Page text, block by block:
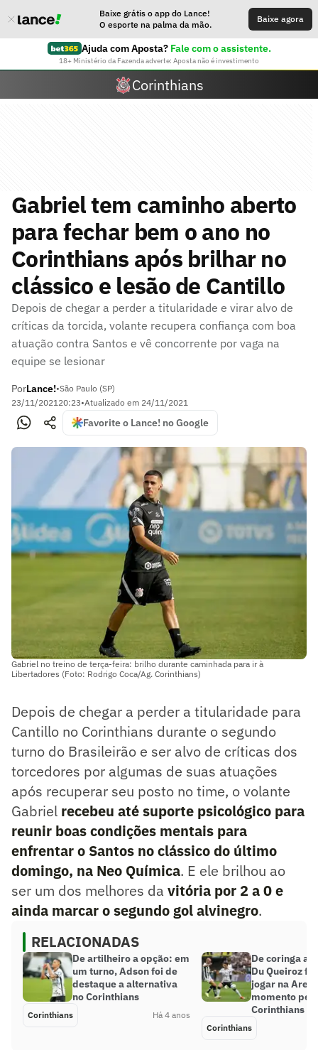
Baixe grátis o app do Lance!
O esporte na palma da mão.
Baixe agora
Ajuda com Aposta? Fale com o assistente.
18+ Ministério da Fazenda adverte: Aposta não é investimento
Corinthians
Gabriel tem caminho aberto
para fechar bem o ano no
Corinthians após brilhar no
clássico e lesão de Cantillo
Depois de chegar a perder a titularidade e virar alvo de
críticas da torcida, volante recupera confiança com boa
atuação contra Santos e vê concorrente por vaga na
equipe se lesionar
PorLance!•São Paulo (SP)
23/11/202120:23•Atualizado em 24/11/2021
Favorite o Lance! no Google
Gabriel no treino de terça-feira: brilho durante caminhada para ir à
Libertadores (Foto: Rodrigo Coca/Ag. Corinthians)
Depois de chegar a perder a titularidade para
Cantillo no Corinthians durante o segundo
turno do Brasileirão e ser alvo de críticas dos
torcedores por algumas de suas atuações
após recuperar seu posto no time, o volante
Gabriel recebeu até suporte psicológico para
reunir boas condições mentais para
enfrentar o Santos no clássico do último
domingo, na Neo Química. E ele brilhou ao
ser um dos melhores da vitória por 2 a 0 e
ainda marcar o segundo gol alvinegro.
RELACIONADAS
De artilheiro a opção: em
um turno, Adson foi de
destaque a alternativa
no Corinthians
Corinthians Há 4 anos
De coringa a
Du Queiroz
jogar na
momento pelo
Corinthians
Corinthians